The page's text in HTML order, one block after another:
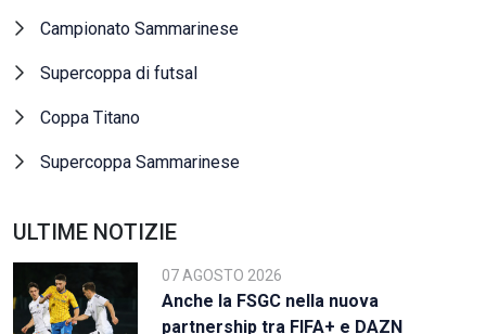
Campionato Sammarinese
Supercoppa di futsal
Coppa Titano
Supercoppa Sammarinese
ULTIME NOTIZIE
07 AGOSTO 2026
Anche la FSGC nella nuova
partnership tra FIFA+ e DAZN